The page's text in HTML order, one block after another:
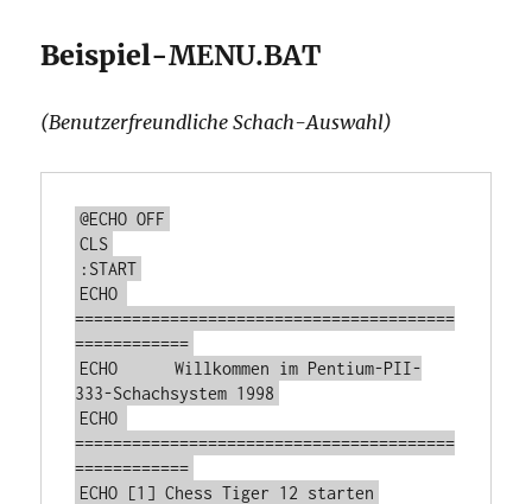
Beispiel-MENU.BAT
(Benutzerfreundliche Schach-Auswahl)
@ECHO OFF
CLS
:START
ECHO
========================================
============
ECHO      Willkommen im Pentium-PII-
333-Schachsystem 1998
ECHO
========================================
============
ECHO [1] Chess Tiger 12 starten